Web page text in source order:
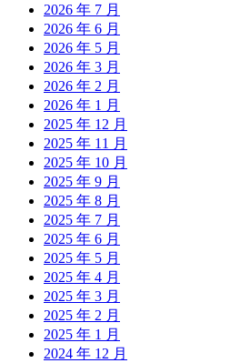
2026 年 7 月
2026 年 6 月
2026 年 5 月
2026 年 3 月
2026 年 2 月
2026 年 1 月
2025 年 12 月
2025 年 11 月
2025 年 10 月
2025 年 9 月
2025 年 8 月
2025 年 7 月
2025 年 6 月
2025 年 5 月
2025 年 4 月
2025 年 3 月
2025 年 2 月
2025 年 1 月
2024 年 12 月